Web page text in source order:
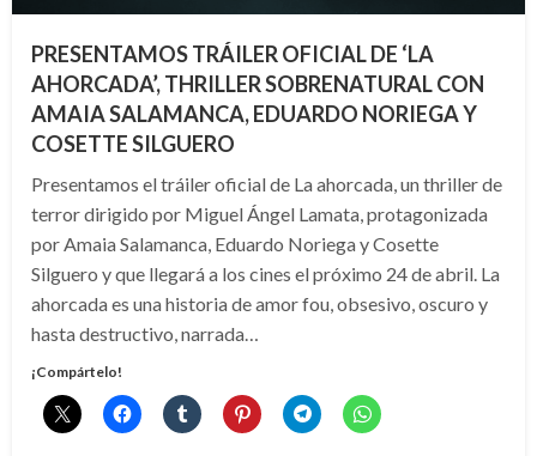
PRESENTAMOS TRÁILER OFICIAL DE ‘LA
AHORCADA’, THRILLER SOBRENATURAL CON
AMAIA SALAMANCA, EDUARDO NORIEGA Y
COSETTE SILGUERO
Presentamos el tráiler oficial de La ahorcada, un thriller de
terror dirigido por Miguel Ángel Lamata, protagonizada
por Amaia Salamanca, Eduardo Noriega y Cosette
Silguero y que llegará a los cines el próximo 24 de abril. La
ahorcada es una historia de amor fou, obsesivo, oscuro y
hasta destructivo, narrada…
¡Compártelo!